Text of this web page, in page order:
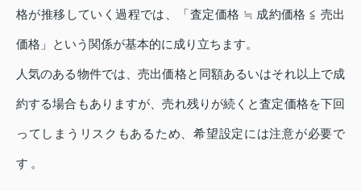
格が推移していく過程では、「査定価格 ≒ 成約価格 ≦ 売出
価格」という関係が基本的に成り立ちます。
人気のある物件では、売出価格と同額あるいはそれ以上で成
約する場合もありますが、売れ残りが続くと査定価格を下回
ってしまうリスクもあるため、希望設定には注意が必要で
す 。